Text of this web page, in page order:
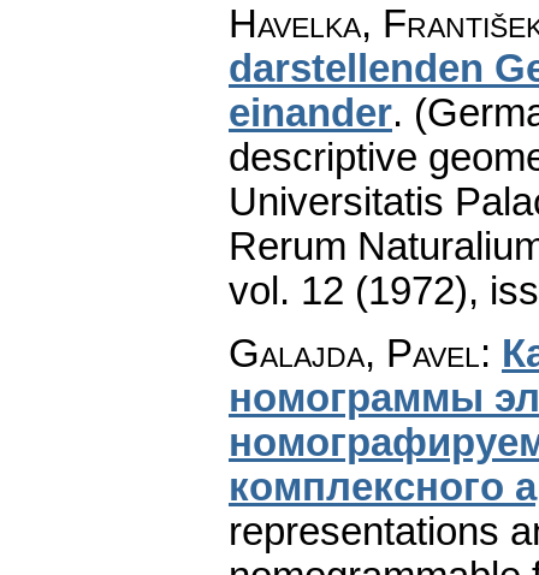
Havelka,
darstellenden
einander.
descriptive
Universitatis
Rerum
vol. 12 (1972),
Galajda, Pavel:
номограммы
комплексного
representations